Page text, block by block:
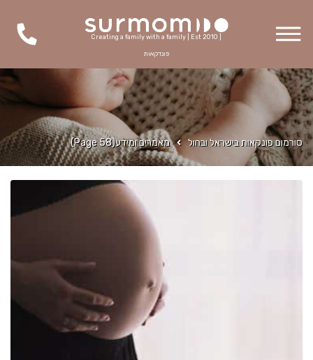
Creating a family with a family | Est 2010 |
פונדקאות
סורמום פונקאות בישראל ובחול מאמרים ומידע(Page 58)